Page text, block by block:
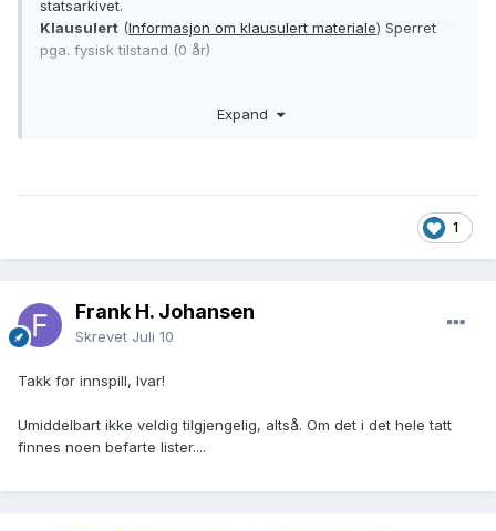
statsarkivet.
Klausulert (Informasjon om klausulert materiale) Sperret
pga. fysisk tilstand (0 år)
bruk på lesesalen. For nærmere informasjon ta kontakt med
Expand
1
Frank H. Johansen
Skrevet Juli 10
Takk for innspill, Ivar!
Umiddelbart ikke veldig tilgjengelig, altså. Om det i det hele tatt
finnes noen befarte lister....